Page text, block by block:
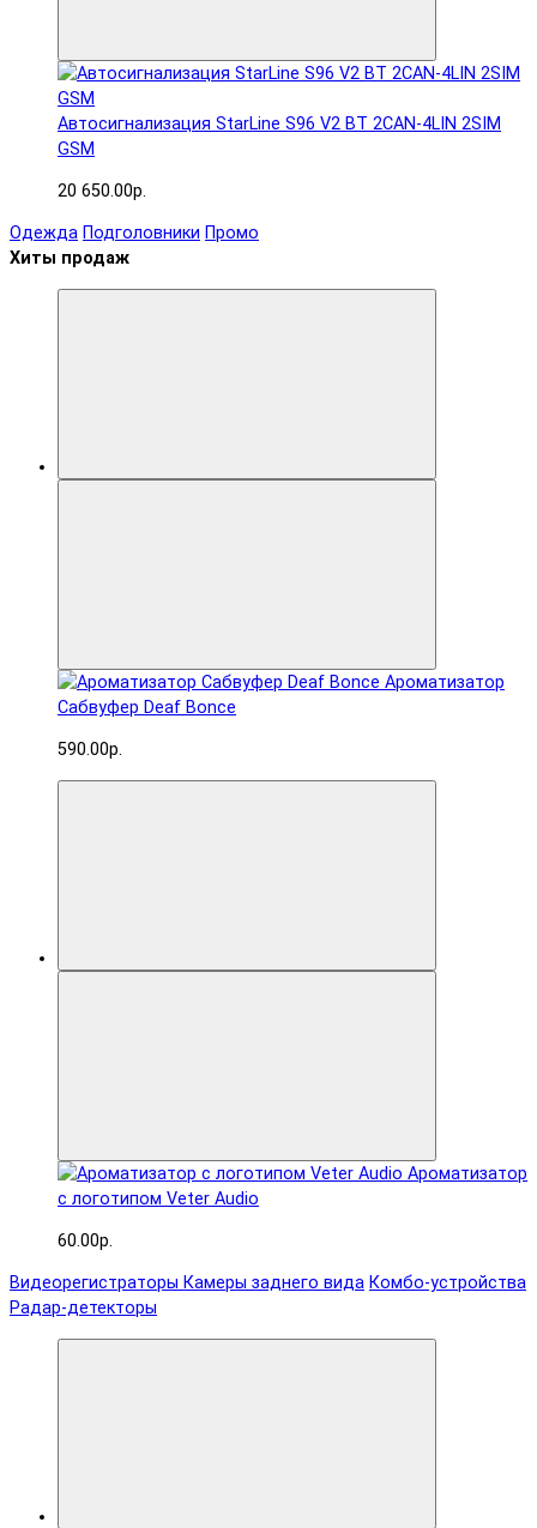
Автосигнализация StarLine S96 V2 BT 2CAN-4LIN 2SIM
GSM
20 650.00р.
Одежда Подголовники Промо
Хиты продаж
Ароматизатор
Сабвуфер Deaf Bonce
590.00р.
Ароматизатор
с логотипом Veter Audio
60.00р.
Видеорегистраторы Камеры заднего вида Комбо-устройства
Радар-детекторы